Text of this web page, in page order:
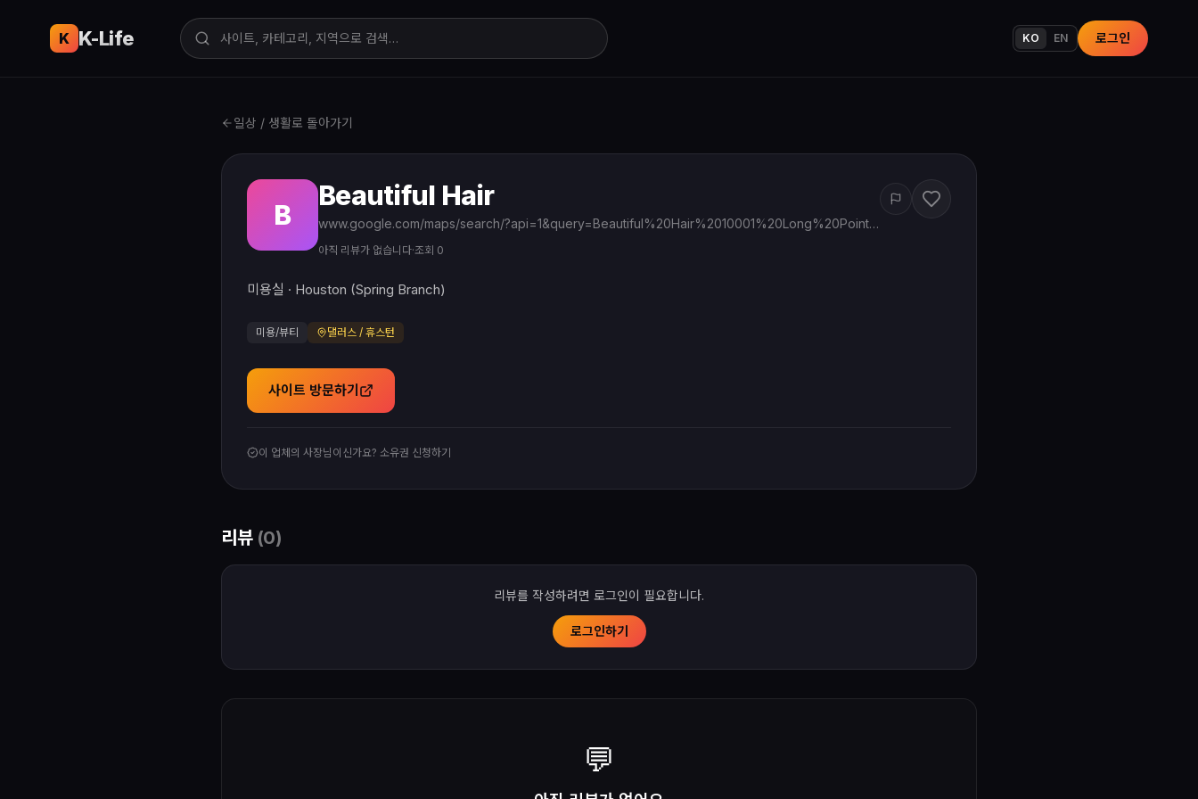
K K-Life KO EN 로그인
일상 / 생활로 돌아가기
B
Beautiful Hair
www.google.com/maps/search/?api=1&query=Beautiful%20Hair%2010001%20Long%20Point%20Rd%20Houston%20TX
아직 리뷰가 없습니다·조회 0
미용실 · Houston (Spring Branch)
미용/뷰티 댈러스 / 휴스턴
사이트 방문하기
이 업체의 사장님이신가요? 소유권 신청하기
리뷰 (0)
리뷰를 작성하려면 로그인이 필요합니다.
로그인하기
💬